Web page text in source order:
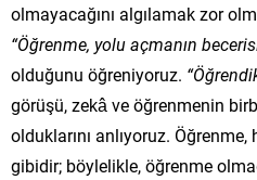
olmayacağını algılamak zor
“Öğrenme, yolu açmanın
olduğunu öğreniyoruz.
görüşü, zekâ ve öğrenmenin
olduklarını anlıyoruz.
gibidir; böylelikle, öğrenme